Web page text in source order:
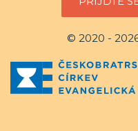
© 2020 -